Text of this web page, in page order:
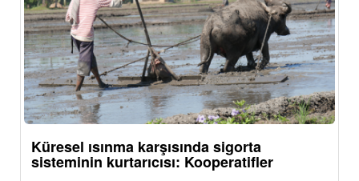
Küresel ısınma karşısında sigorta
sisteminin kurtarıcısı: Kooperatifler